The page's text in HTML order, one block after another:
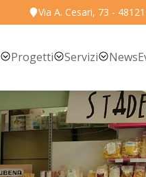
Via A. Cesari, 73 -
Progetti Servizi News